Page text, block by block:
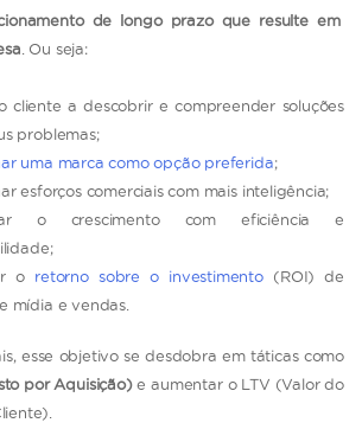
de longo prazo que resulte em
. Ou seja:
cliente a descobrir e compreender soluções
problemas;
uma marca como opção preferida;
esforços comerciais com mais inteligência;
o crescimento com eficiência e
o retorno sobre o investimento(ROI) de
mídia e vendas.
esse objetivo se desdobra em táticas como
por Aquisição)e aumentar o LTV (Valor do